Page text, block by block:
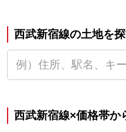
西武新宿線の土地を
西武新宿線×価格帯か